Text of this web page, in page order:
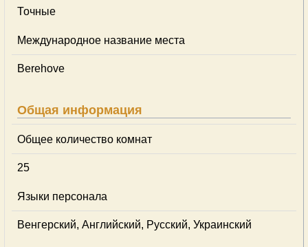
Точные
Международное название места
Berehove
Общая информация
Общее количество комнат
25
Языки персонала
Венгерский, Английский, Русский, Украинский